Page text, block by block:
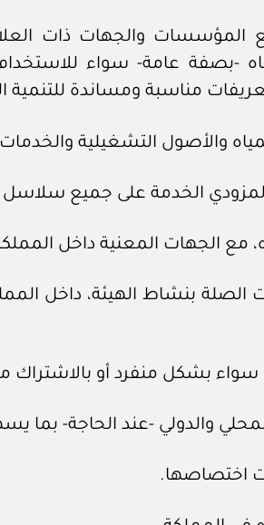
المؤسسات والجهات ذات
-بصفة عامة- سواء
مناسبة ومساندة للتنمية
بنشاط الهيئة، داخل